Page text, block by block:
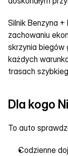
Silnik Benzyna
zachowaniu
skrzynia
każdych
trasach
Dla kogo
To auto
Codzienne